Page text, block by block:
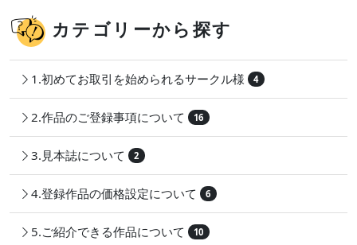
カテゴリーから探す
1.初めてお取引を始められるサークル様 4
2.作品のご登録事項について 16
3.見本誌について 2
4.登録作品の価格設定について 6
5.ご紹介できる作品について 10